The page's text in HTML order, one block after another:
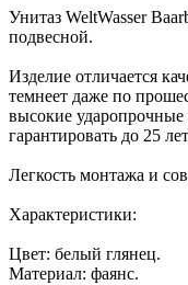
Унитаз WeltWasser
подвесной.
Изделие отличается
темнеет даже по
высокие ударопрочные
гарантировать до 25
Легкость монтажа и
Характеристики:
Цвет: белый глянец.
Материал: фаянс.